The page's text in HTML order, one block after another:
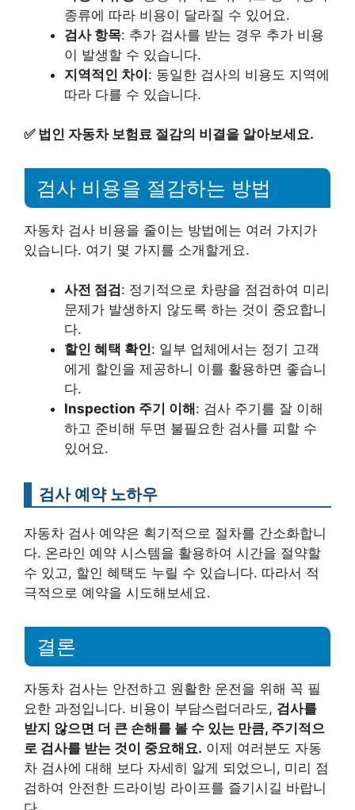
종류에 따라 비용이 달라질 수 있어요.
검사 항목: 추가 검사를 받는 경우 추가 비용
이 발생할 수 있습니다.
지역적인 차이: 동일한 검사의 비용도 지역에
따라 다를 수 있습니다.
✅ 법인 자동차 보험료 절감의 비결을 알아보세요.
검사 비용을 절감하는 방법
자동차 검사 비용을 줄이는 방법에는 여러 가지가
있습니다. 여기 몇 가지를 소개할게요.
사전 점검 : 정기적으로 차량을 점검하여 미리
문제가 발생하지 않도록 하는 것이 중요합니
다.
할인 혜택 확인: 일부 업체에서는 정기 고객
에게 할인을 제공하니 이를 활용하면 좋습니
다.
Inspection 주기 이해 : 검사 주기를 잘 이해
하고 준비해 두면 불필요한 검사를 피할 수
있어요.
검사 예약 노하우
자동차 검사 예약은 획기적으로 절차를 간소화합니
다. 온라인 예약 시스템을 활용하여 시간을 절약할
수 있고, 할인 혜택도 누릴 수 있습니다. 따라서 적
극적으로 예약을 시도해보세요.
결론
자동차 검사는 안전하고 원활한 운전을 위해 꼭 필
요한 과정입니다. 비용이 부담스럽더라도, 검사를
받지 않으면 더 큰 손해를 볼 수 있는 만큼, 주기적으
로 검사를 받는 것이 중요해요. 이제 여러분도 자동
차 검사에 대해 보다 자세히 알게 되었으니, 미리 점
검하여 안전한 드라이빙 라이프를 즐기시길 바랍니